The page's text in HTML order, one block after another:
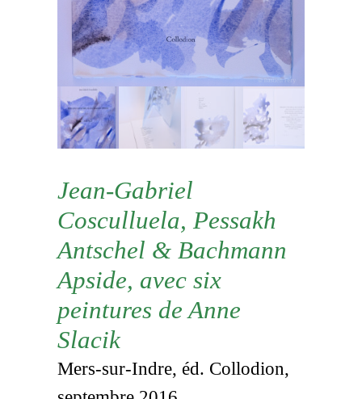
Jean-Gabriel
Cosculluela, Pessakh
Antschel & Bachmann
Apside, avec six
peintures de Anne
Slacik
Mers-sur-Indre, éd. Collodion,